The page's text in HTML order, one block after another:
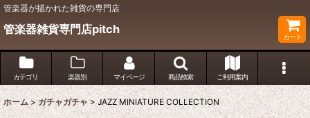
管楽器が描かれた雑貨の専門店
管楽器雑貨専門店pitch
カート
カテゴリ 楽器別 マイページ 商品検索 ご利用案内
ホーム > ガチャガチャ > JAZZ MINIATURE COLLECTION